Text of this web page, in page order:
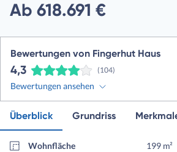
Ab 618.691 €
Bewertungen von Fingerhut Haus
4,3 (104)
Bewertungen ansehen
Überblick Grundriss
Wohnfläche
199 m²